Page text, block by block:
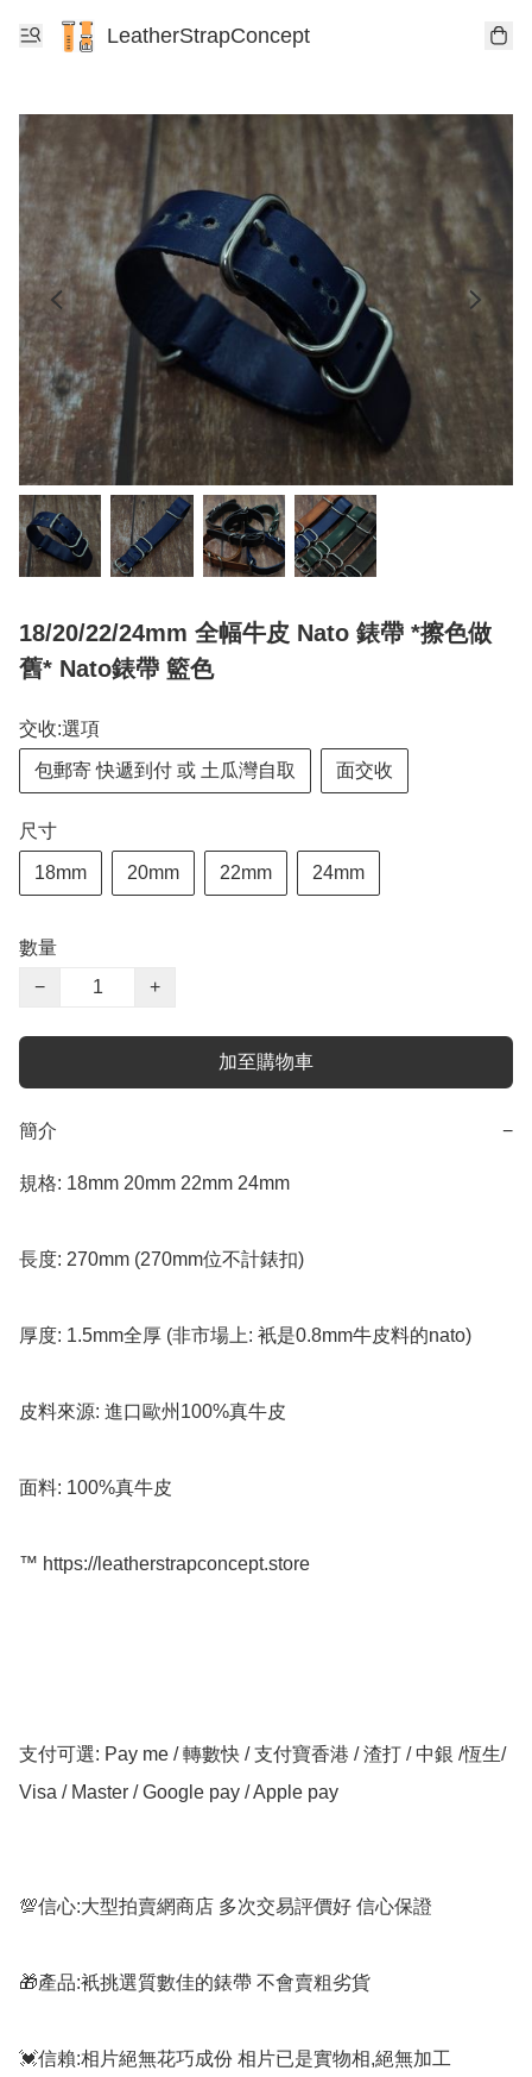
LeatherStrapConcept
18/20/22/24mm 全幅牛皮 Nato 錶帶 *擦色做
舊* Nato錶帶 籃色
交收:選項
包郵寄 快遞到付 或 土瓜灣自取 面交收
尺寸
18mm 20mm 22mm 24mm
數量
−
+
加至購物車
簡介 −
規格: 18mm 20mm 22mm 24mm
長度: 270mm (270mm位不計錶扣)
厚度: 1.5mm全厚 (非市場上: 衹是0.8mm牛皮料的nato)
皮料來源: 進口歐州100%真牛皮
面料: 100%真牛皮
™️ https://leatherstrapconcept.store
支付可選: Pay me / 轉數快 / 支付寶香港 / 渣打 / 中銀 /恆生/
Visa / Master / Google pay / Apple pay
💯信心:大型拍賣網商店 多次交易評價好 信心保證
🎁產品:衹挑選質數佳的錶帶 不會賣粗劣貨
💓信賴:相片絕無花巧成份 相片已是實物相,絕無加工